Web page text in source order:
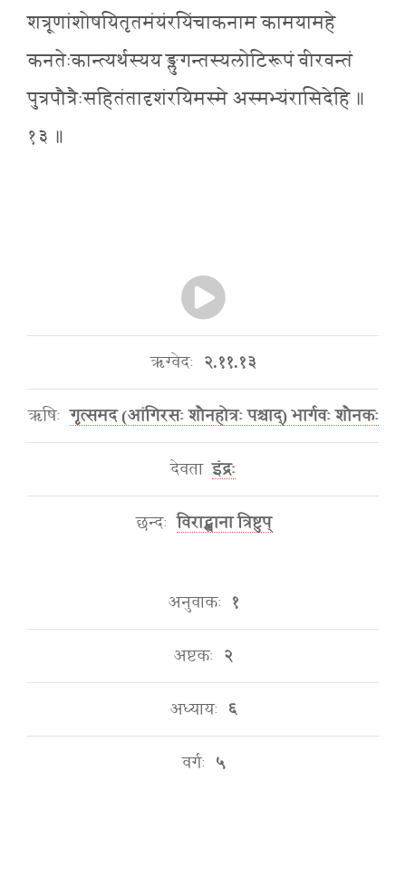
शत्रूणांशोषयितृतमंयंरयिंचाकनाम कामयामहे
कनतेःकान्त्यर्थस्यय ङ्लुगन्तस्यलोटिरूपं वीरवन्तं
पुत्रपौत्रैःसहितंतादृशंरयिमस्मे अस्मभ्यंरासिदेहि ॥
१३ ॥
ऋग्वेदः २.११.१३
ऋषिः गृत्समद (आंगिरसः शौनहोत्रः पश्चाद्) भार्गवः शौनकः
देवता इंद्रः
छन्दः विराट्स्थाना त्रिष्टुप्
अनुवाकः १
अष्टकः २
अध्यायः ६
वर्गः ५